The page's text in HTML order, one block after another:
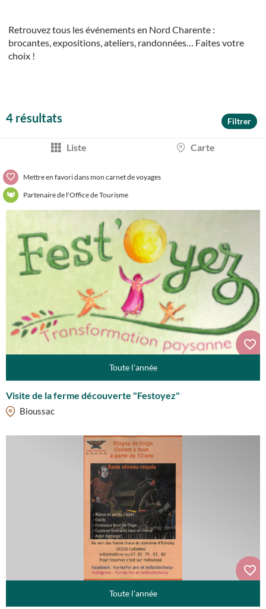
Retrouvez tous les événements en Nord Charente :
brocantes, expositions, ateliers, randonnées… Faites votre
choix !
4 résultats Filtrer
Liste Carte
Mettre en favori dans mon carnet de voyages
Partenaire de l'Office de Tourisme
Toute l'année
Visite de la ferme découverte "Festoyez"
Bioussac
Toute l'année